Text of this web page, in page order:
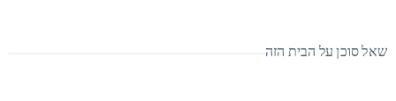
שאל סוכן על הבית הזה